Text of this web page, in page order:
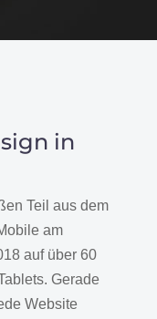
in
Teil aus dem
am
auf über 60
Gerade
Website